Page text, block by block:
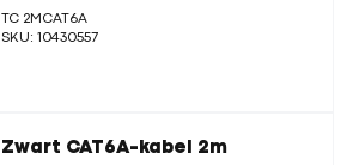
TC 2MCAT6A
SKU: 10430557
Zwart CAT6A-kabel 2m